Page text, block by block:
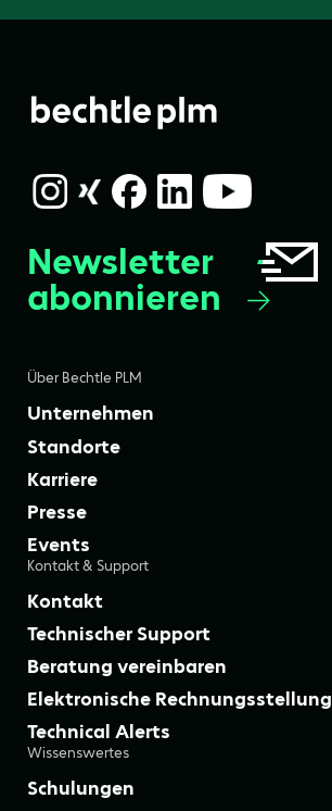
Über Bechtle PLM
Unternehmen
Standorte
Karriere
Presse
Events
Kontakt & Support
Kontakt
Technischer Support
Beratung vereinbaren
Elektronische Rechnungsstellung
Technical Alerts
Wissenswertes
Schulungen
Newsletter
abonnieren